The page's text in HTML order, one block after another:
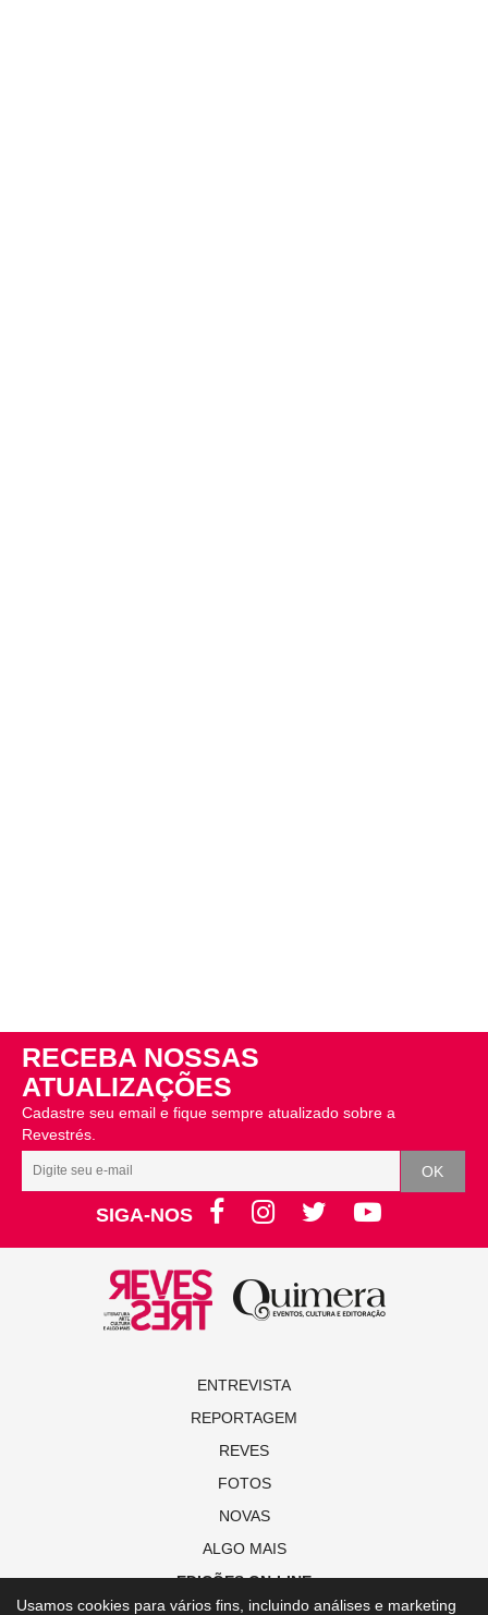
RECEBA NOSSAS
ATUALIZAÇÕES
Cadastre seu email e fique sempre atualizado sobre a
Revestrés.
SIGA-NOS
ENTREVISTA
REPORTAGEM
REVES
FOTOS
NOVAS
ALGO MAIS
EDIÇÕES ON-LINE
Usamos cookies para vários fins, incluindo análises e marketing